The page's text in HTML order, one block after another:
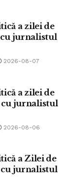
a zilei de
cu jurnalistul
2026-08-07
a zilei de
cu jurnalistul
2026-08-06
a Zilei de
cu jurnalistul